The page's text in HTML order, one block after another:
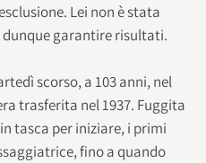
Lei non è stata
garantire risultati.
scorso, a 103 anni, nel
trasferita nel 1937. Fuggita
tasca per iniziare, i primi
fino a quando